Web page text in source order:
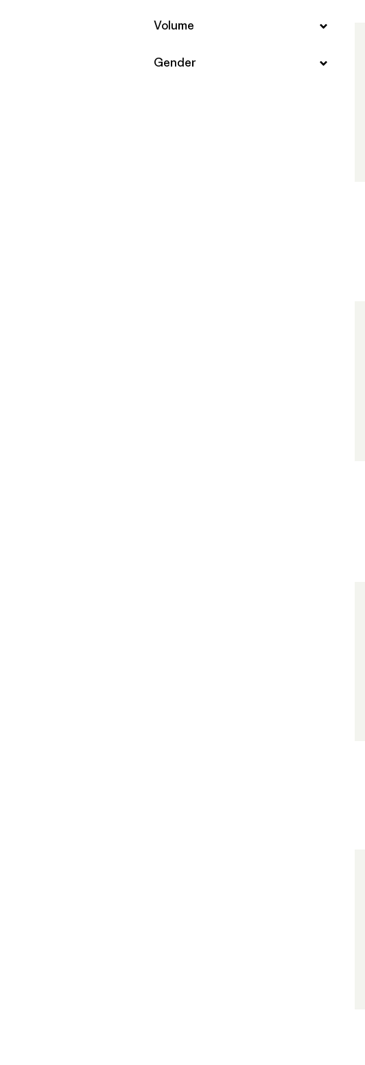
Filtrar por
Volume
Filtrar por
Gender